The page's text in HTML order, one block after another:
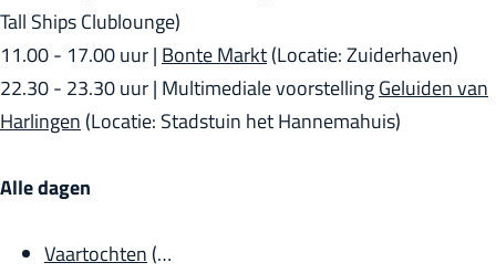
Tall Ships Clublounge)
11.00 - 17.00 uur | Bonte Markt(Locatie: Zuiderhaven)
22.30 - 23.30 uur | Multimediale voorstellingGeluiden van
Harlingen (Locatie: Stadstuin het Hannemahuis)
Alle dagen
Vaartochten (…